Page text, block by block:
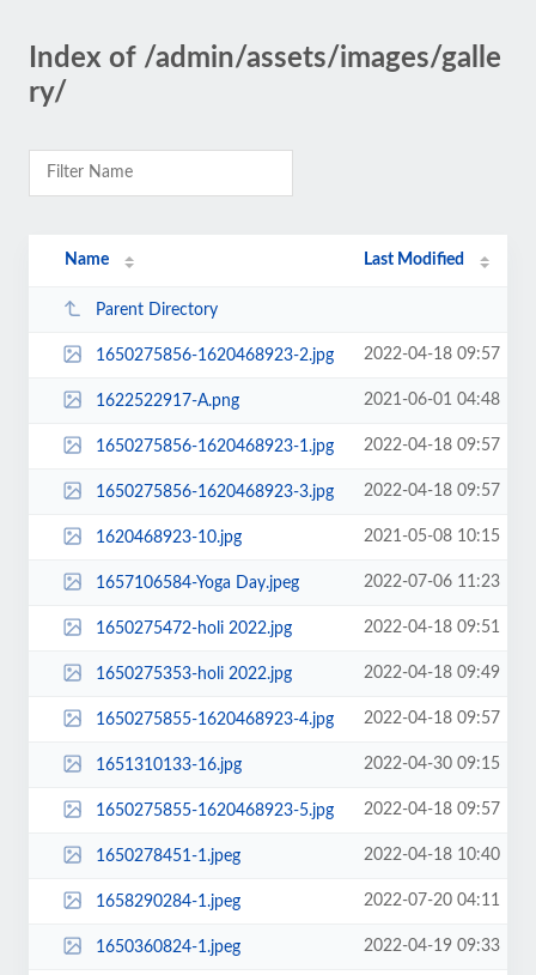
Index of /admin/assets/images/galle
ry/
Name Last Modified
Parent Directory
1650275856-1620468923-2.jpg 2022-04-18 09:57
1622522917-A.png 2021-06-01 04:48
1650275856-1620468923-1.jpg 2022-04-18 09:57
1650275856-1620468923-3.jpg 2022-04-18 09:57
1620468923-10.jpg 2021-05-08 10:15
1657106584-Yoga Day.jpeg 2022-07-06 11:23
1650275472-holi 2022.jpg 2022-04-18 09:51
1650275353-holi 2022.jpg 2022-04-18 09:49
1650275855-1620468923-4.jpg 2022-04-18 09:57
1651310133-16.jpg 2022-04-30 09:15
1650275855-1620468923-5.jpg 2022-04-18 09:57
1650278451-1.jpeg 2022-04-18 10:40
1658290284-1.jpeg 2022-07-20 04:11
1650360824-1.jpeg 2022-04-19 09:33